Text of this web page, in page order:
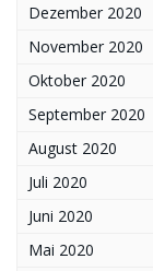
Dezember 2020
November 2020
Oktober 2020
September 2020
August 2020
Juli 2020
Juni 2020
Mai 2020